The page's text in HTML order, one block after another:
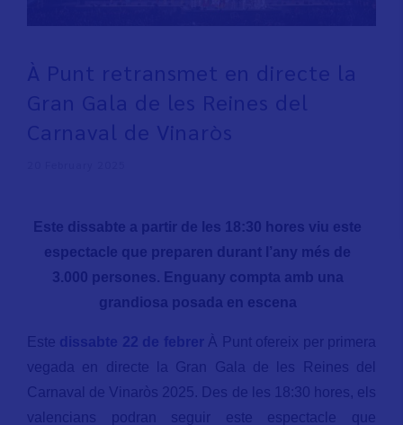
Este dissabte a partir de les 18:30 hores viu este
espectacle que preparen durant l’any més de
3.000 persones. Enguany compta amb una
grandiosa posada en escena
Este dissabte 22 de febrer À Punt ofereix per primera
vegada en directe la Gran Gala de les Reines del
Carnaval de Vinaròs 2025. Des de les 18:30 hores, els
valencians podran seguir este espectacle que